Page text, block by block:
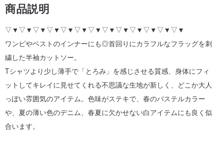
商品説明
▽▼▽▼▽▼▽▼▽▼▽▼▽▼▽▼▽▼▽▼▽▼▽▼▽▼
ワンピやベストのインナーにも◎首回りにカラフルなフラッグを刺
繍した半袖カットソー。
Tシャツより少し薄手で「とろみ」を感じさせる質感、身体にフィ
ットしてキレイに見せてくれる不思議な生地が新しく、どこか大人
っぽい雰囲気のアイテム。色味がステキで、春のパステルカラー
や、夏の薄い色のデニム、春夏に欠かせない白アイテムにも良く似
合います。